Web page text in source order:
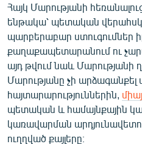
Հայկ Մարությանի
ենթակա՝ պետական
պարբերաբար ստուգումներ
քաղաքապետարանում ու
այդ թվում նաև Մարությանի
Մարությանը չի արձագանքել
հայտարարություններին,
պետական և համայնքային
կառավարման
ուղղված քայլերը։